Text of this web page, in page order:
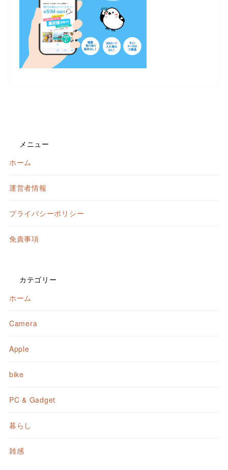
メニュー
ホーム
運営者情報
プライバシーポリシー
免責事項
カテゴリー
ホーム
Camera
Apple
bike
PC & Gadget
暮らし
雑感